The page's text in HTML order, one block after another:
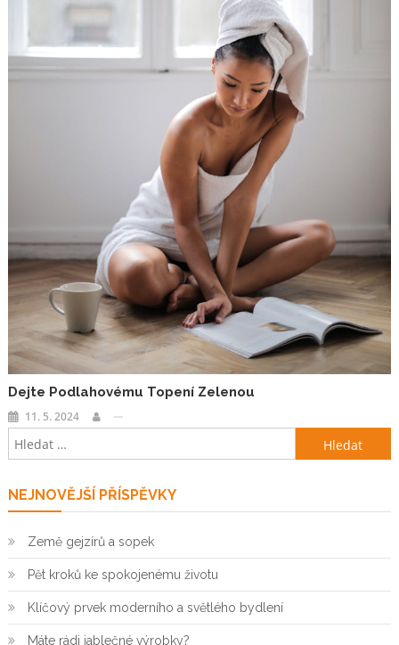
Dejte Podlahovému Topení Zelenou
11. 5. 2024
Vyhledávání
NEJNOVĚJŠÍ PŘÍSPĚVKY
Země gejzírů a sopek
Pět kroků ke spokojenému životu
Klíčový prvek moderního a světlého bydlení
Máte rádi jablečné výrobky?